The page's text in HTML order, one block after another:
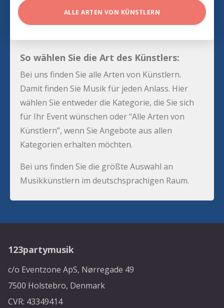
ALLE ARTEN VON KÜNSTLERN
So wählen Sie die Art des Künstlers:
Bei uns finden Sie alle Arten von Künstlern.
Damit finden Sie Musik für jeden Anlass. Hier
wählen Sie entweder die Kategorie, die Sie sich
für Ihr Event wünschen oder “Alle Arten von
Künstlern”, wenn Sie Angebote aus allen
Kategorien erhalten möchten.
Bei uns finden Sie die größte Auswahl an
Musikkünstlern im deutschsprachigen Raum.
123partymusik
c/o Eventzone ApS, Nørregade 49
7500 Holstebro, Denmark
CVR: 43349414